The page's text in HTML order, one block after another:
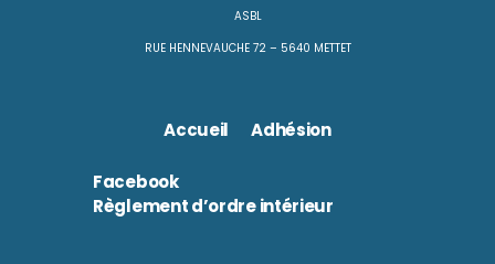
Accueil Adhésion
ASBL
RUE HENNEVAUCHE 72 – 5640 METTET
Facebook
Règlement d’ordre intérieur